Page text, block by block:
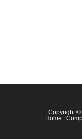
Copyright ©
Home